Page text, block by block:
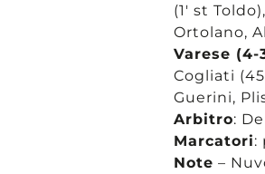
(1′ st
Ortolano,
Varese (4-
Cogliati
Guerini,
Arbitro:
Marcatori:
Note –